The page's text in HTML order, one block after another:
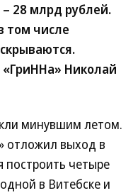
28 млрд рублей.
том числе
Николай
минувшим летом.
отложил выход в
построить четыре
в Витебске и